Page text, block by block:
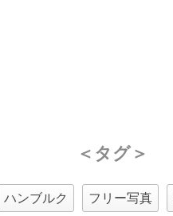
＜タグ＞
ハンブルク フリー写真